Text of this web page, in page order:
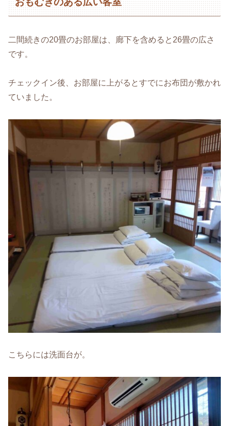
二間続きの20畳のお部屋は、廊下を含めると26畳の広さ
です。
チェックイン後、お部屋に上がるとすでにお布団が敷かれ
ていました。
こちらには洗面台が。